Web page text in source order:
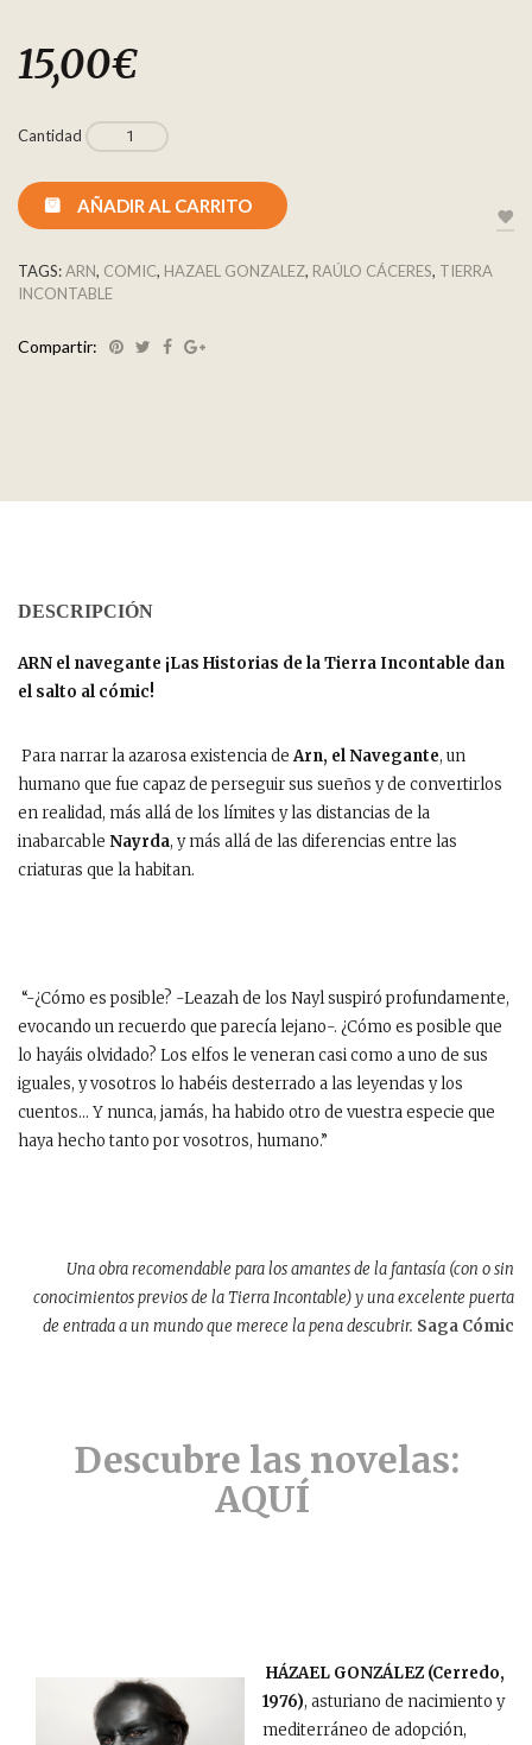
15,00€
Cantidad
AÑADIR AL CARRITO
TAGS:ARN, COMIC, HAZAEL GONZALEZ, RAÚLO CÁCERES, TIERRA
INCONTABLE
Compartir:
DESCRIPCIÓN
ARN el navegante ¡Las Historias de la Tierra Incontable dan
el salto al cómic!
Para narrar la azarosa existencia deArn, el Navegante, un
humano que fue capaz de perseguir sus sueños y de convertirlos
en realidad, más allá de los límites y las distancias de la
inabarcable Nayrda, y más allá de las diferencias entre las
criaturas que la habitan.
“-¿Cómo es posible? -Leazah de los Nayl suspiró profundamente,
evocando un recuerdo que parecía lejano-. ¿Cómo es posible que
lo hayáis olvidado? Los elfos le veneran casi como a uno de sus
iguales, y vosotros lo habéis desterrado a las leyendas y los
cuentos… Y nunca, jamás, ha habido otro de vuestra especie que
haya hecho tanto por vosotros, humano.”
Una obra recomendable para los amantes de la fantasía (con o sin
conocimientos previos de la Tierra Incontable) y una excelente puerta
de entrada a un mundo que merece la pena descubrir. Saga Cómic
Descubre las novelas:
AQUÍ
HÁZAEL GONZÁLEZ (Cerredo,
1976), asturiano de nacimiento y
mediterráneo de adopción,